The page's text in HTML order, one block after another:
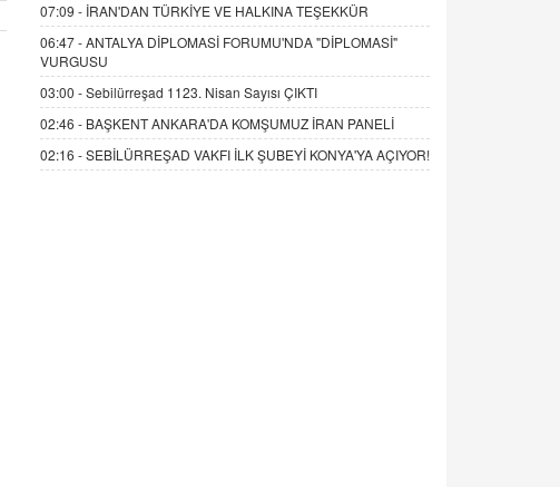
07:09 - İRAN'DAN TÜRKİYE VE HALKINA TEŞEKKÜR
06:47 -ANTALYA DİPLOMASİ FORUMU'NDA "DİPLOMASİ"
VURGUSU
03:00 -Sebilürreşad 1123. Nisan Sayısı ÇIKTI
02:46 - BAŞKENT ANKARA'DA KOMŞUMUZ İRAN PANELİ
02:16 -SEBİLÜRREŞAD VAKFI İLK ŞUBEYİ KONYA'YA AÇIYOR!